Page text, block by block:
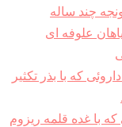
چند ساله
علوفه ای
که با بذر تکثیر
که با غده قلمه ریزوم